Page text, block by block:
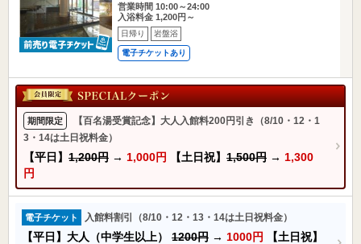
営業時間 10:00～24:00
入浴料金 1,200円～
日帰り 岩盤浴
電子チケットあり
期間限定
【百名湯受賞記念】大人入館料200円引き（8/10・12・1
3・14は土日祝料金）
【平日】 1,200円 → 1,000円 【土日祝】 1,500円 → 1,300
円
電子チケット 入館料割引（8/10・12・13・14は土日祝料金）
【平日】大人（中学生以上） 1200円 → 1000円
【土日祝】